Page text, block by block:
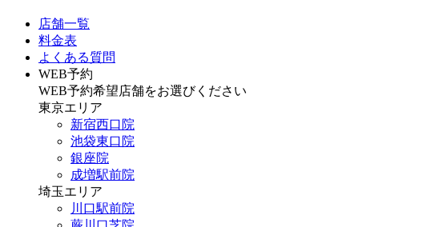
店舗一覧
料金表
よくある質問
WEB予約
WEB予約希望店舗をお選びください
東京エリア
新宿西口院
池袋東口院
銀座院
成増駅前院
埼玉エリア
川口駅前院